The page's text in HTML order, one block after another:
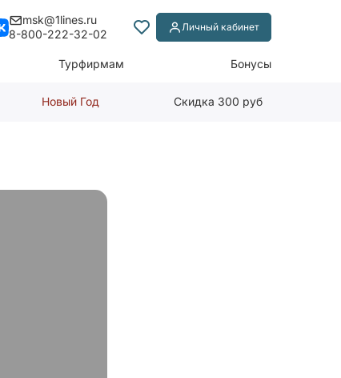
msk@1lines.ru
8-800-222-32-02
Личный кабинет
Турфирмам Бонусы
Новый Год Скидка 300 руб